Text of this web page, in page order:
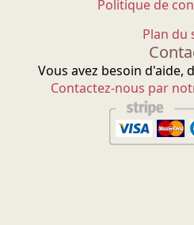
Politique de
Plan du
Vous avez besoin d'aide,
Contactez-nous par